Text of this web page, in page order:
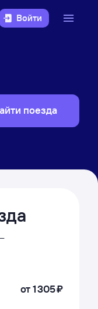
Войти
поезда
от1 ⁠305 ⁠₽